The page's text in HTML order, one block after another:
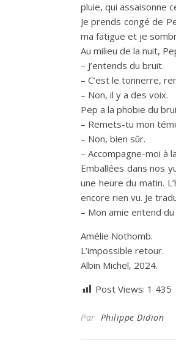
pluie, qui assaisonne
Je prends congé de
ma fatigue et je
Au milieu de la nuit,
– J’entends du bruit.
– C’est le tonnerre,
– Non, il y a des voix.
Pep a la phobie du
– Remets-tu mon
– Non, bien sûr.
– Accompagne-moi à
Emballées dans nos
une heure du matin.
encore rien vu. Je
– Mon amie entend
Amélie Nothomb.
L’impossible retour.
Albin Michel, 2024.
Post Views: 1 435
Par Philippe Didion